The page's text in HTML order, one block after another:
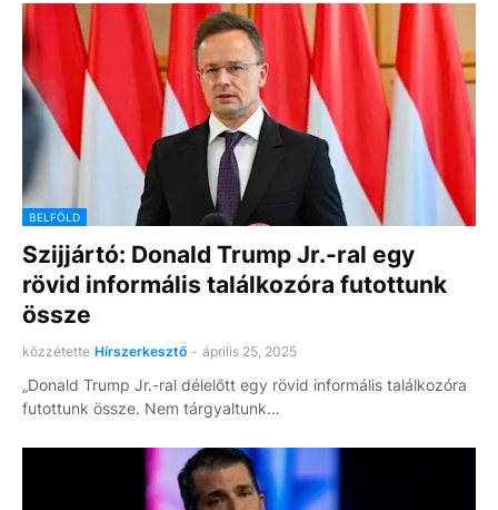
BELFÖLD
Szijjártó: Donald Trump Jr.-ral egy
rövid informális találkozóra futottunk
össze
közzétette Hírszerkesztő - április 25, 2025
„Donald Trump Jr.-ral délelőtt egy rövid informális találkozóra
futottunk össze. Nem tárgyaltunk…